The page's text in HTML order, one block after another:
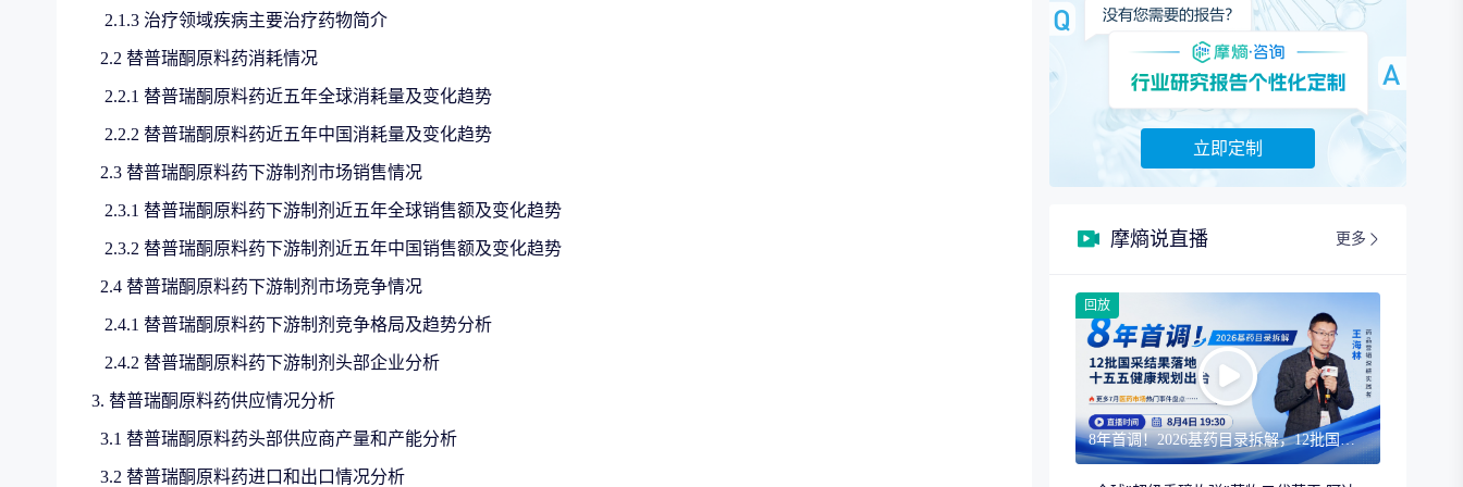
2.1.3 治疗领域疾病主要治疗药物简介
2.2 替普瑞酮原料药消耗情况
2.2.1 替普瑞酮原料药近五年全球消耗量及变化趋势
2.2.2 替普瑞酮原料药近五年中国消耗量及变化趋势
2.3 替普瑞酮原料药下游制剂市场销售情况
2.3.1 替普瑞酮原料药下游制剂近五年全球销售额及变化趋势
2.3.2 替普瑞酮原料药下游制剂近五年中国销售额及变化趋势
2.4 替普瑞酮原料药下游制剂市场竞争情况
2.4.1 替普瑞酮原料药下游制剂竞争格局及趋势分析
2.4.2 替普瑞酮原料药下游制剂头部企业分析
3. 替普瑞酮原料药供应情况分析
3.1 替普瑞酮原料药头部供应商产量和产能分析
3.2 替普瑞酮原料药进口和出口情况分析
立即定制
摩熵说直播 更多
回放
8年首调！2026基药目录拆解，12批国采结果落地，十五五健康规划出台